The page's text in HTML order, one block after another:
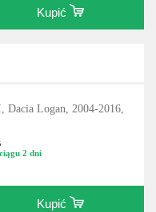
Kupić
Dacia Logan, 2004-2016,
2 dni
Kupić